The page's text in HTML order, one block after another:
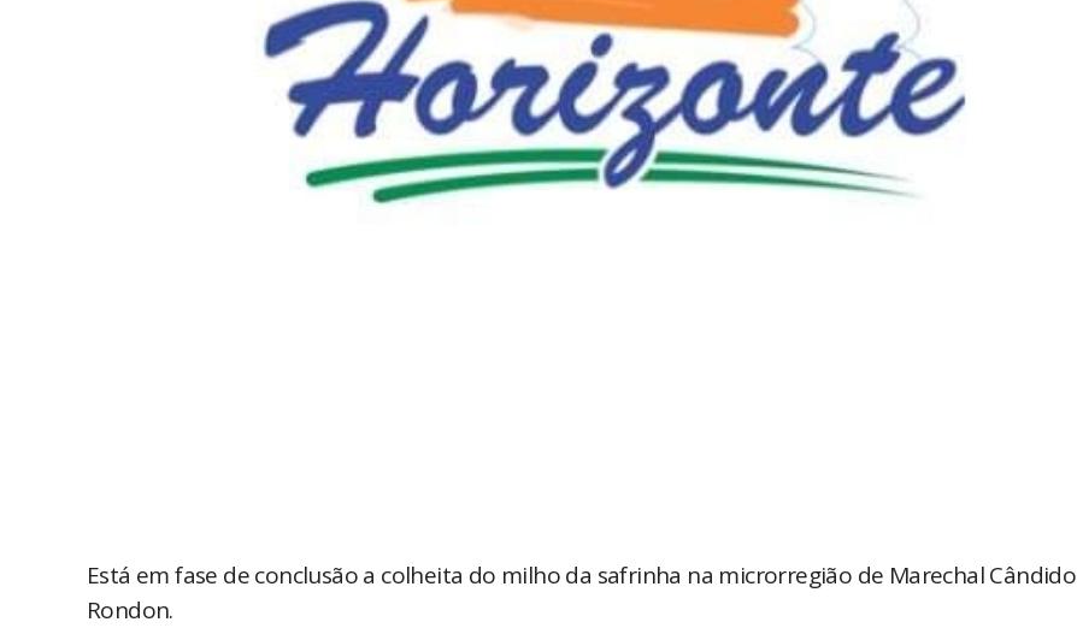
Está em fase de conclusão a colheita do milho da safrinha na microrregião de Marechal Cândido
Rondon.